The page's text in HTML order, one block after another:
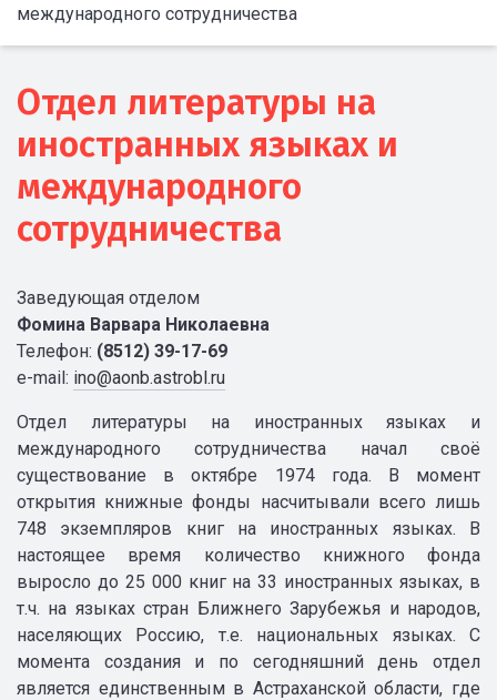
международного сотрудничества
Отдел литературы на
иностранных языках и
международного
сотрудничества
Заведующая отделом
Фомина Варвара Николаевна
Телефон: (8512) 39-17-69
e-mail: ino@aonb.astrobl.ru
Отдел литературы на иностранных языках и
международного сотрудничества начал своё
существование в октябре 1974 года. В момент
открытия книжные фонды насчитывали всего лишь
748 экземпляров книг на иностранных языках. В
настоящее время количество книжного фонда
выросло до 25 000 книг на 33 иностранных языках, в
т.ч. на языках стран Ближнего Зарубежья и народов,
населяющих Россию, т.е. национальных языках. С
момента создания и по сегодняшний день отдел
является единственным в Астраханской области, где